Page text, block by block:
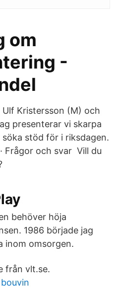
om
-
Kristersson (M) och
presenterar vi skarpa
stöd för i riksdagen.
Frågor och svar Vill du
behöver höja
1986 började jag
inom omsorgen.
från vlt.se.